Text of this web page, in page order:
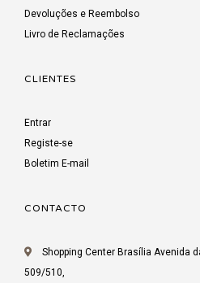
Devoluções e Reembolso
Livro de Reclamações
CLIENTES
Entrar
Registe-se
Boletim E-mail
CONTACTO
Shopping Center Brasília Avenida
509/510,